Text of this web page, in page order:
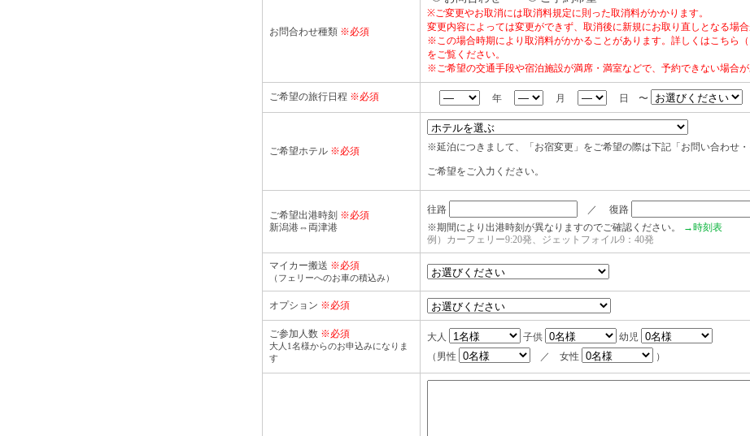
お問合わせ種類 ※必須
※ご変更やお取消には取消料規定に則った取消料がかかります。
変更内容によっては変更ができず、取消後に新規にお取り直しとなる場合
※この場合時期により取消料がかかることがあります。詳しくはこちら
をご覧ください。
※ご希望の交通手段や宿泊施設が満席・満室などで、予約できない場合が
ご希望の旅行日程 ※必須 年 月 日 〜
ご希望ホテル ※必須 ※延泊につきまして、「お宿変更」をご希望の際は下記「お問い合わせ
ご希望をご入力ください。
ご希望出港時刻 ※必須
新潟港⇔両津港
往路
／ 復路
※期間により出港時刻が異なりますのでご確認ください。
→時刻表
例）カーフェリー9:20発、ジェットフォイル9：40発
マイカー搬送 ※必須
（フェリーへのお車の積込み）
オプション ※必須
ご参加人数 ※必須
大人1名様からのお申込みになりま
す
大人 子供
幼児
（男性
／ 女性 ）